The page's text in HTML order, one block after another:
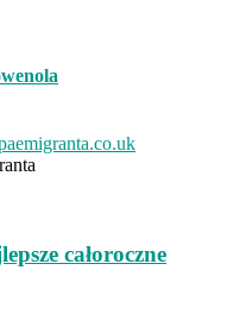
całoroczne